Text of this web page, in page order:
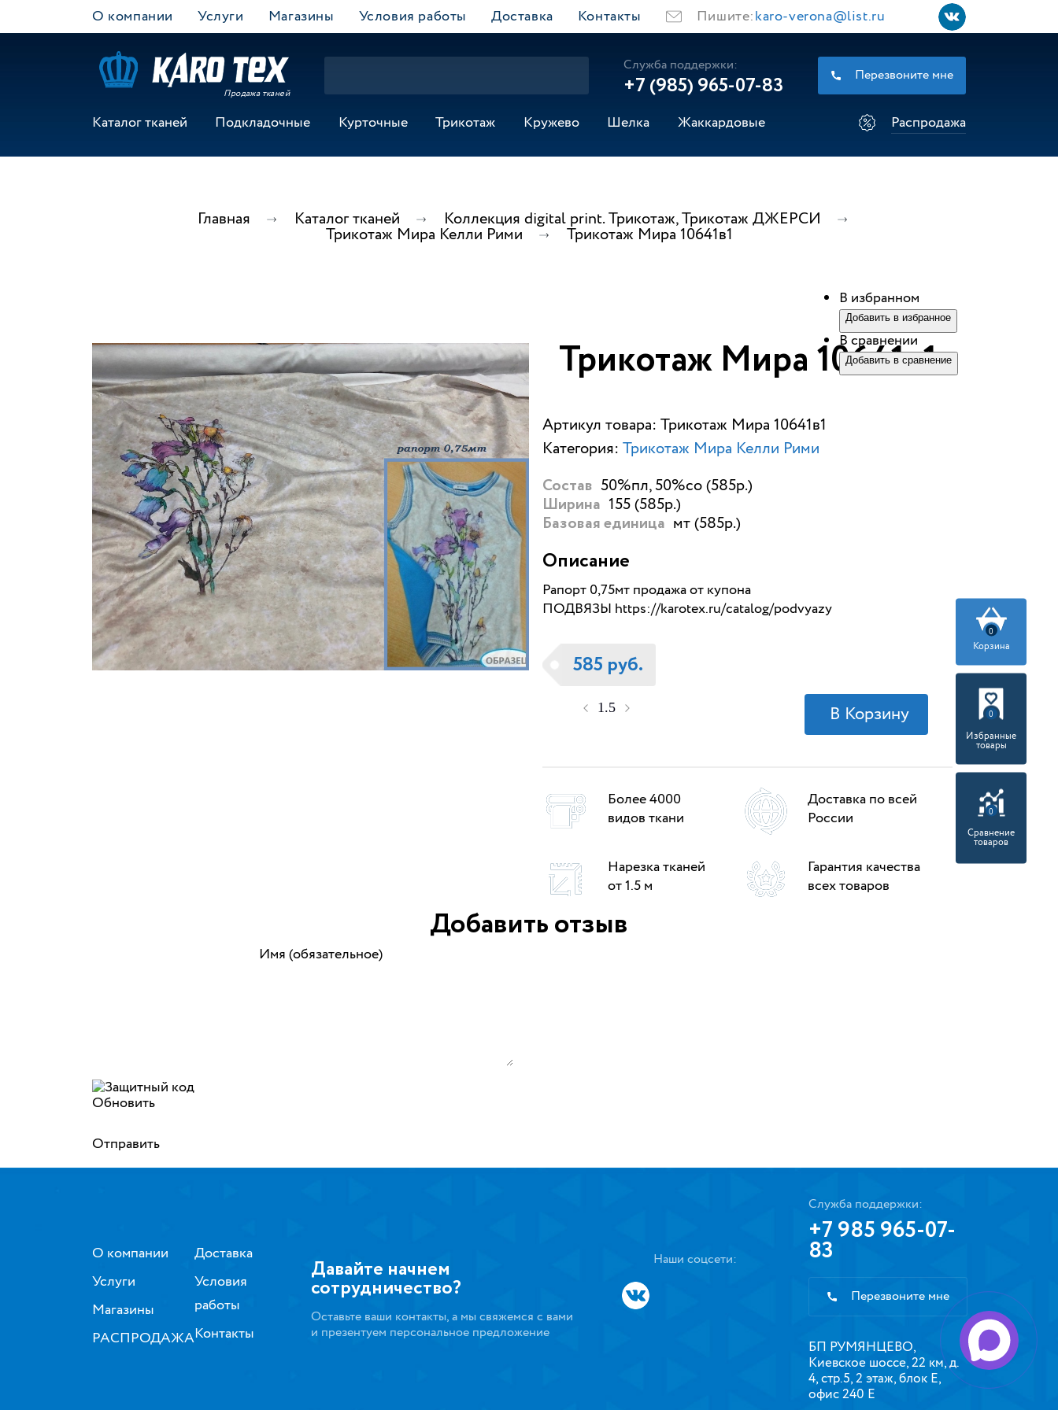
О компании Услуги Магазины Условия работы Доставка Контакты Пишите:karo-verona@list.ru
Продажа тканей
Служба поддержки:
+7 (985) 965-07-83
Перезвоните мне
Каталог тканей Подкладочные Курточные Трикотаж Кружево Шелка Жаккардовые Распродажа
Главная Каталог тканей Коллекция digital print. Трикотаж, Трикотаж ДЖЕРСИ
Трикотаж Мира Келли Рими Трикотаж Мира 10641в1
Трикотаж Мира 10641в1
Артикул товара: Трикотаж Мира 10641в1
Категория: Трикотаж Мира Келли Рими
Состав 50%пл, 50%со (585р.)
Ширина 155 (585р.)
Базовая единица мт (585р.)
Описание
Рапорт 0,75мт продажа от купона
ПОДВЯЗЫ https://karotex.ru/catalog/podvyazy
585 руб.
В избранном
Добавить в избранное
В сравнении
Добавить в сравнение
Более 4000
видов ткани
Доставка по всей
России
Нарезка тканей
от 1.5 м
Гарантия качества
всех товаров
Добавить отзыв
Имя (обязательное)
Обновить
Отправить
0
Корзина
0
Избранные
товары
0
Сравнение
товаров
О компании
Услуги
Магазины
РАСПРОДАЖА
Доставка
Условия
работы
Контакты
Давайте начнем
сотрудничество?
Оставьте ваши контакты, а мы свяжемся с вами
и презентуем персональное предложение
Наши соцсети:
Служба поддержки:
+7 985 965-07-
83
Перезвоните мне
БП РУМЯНЦЕВО,
Киевское шоссе, 22 км, д.
4, стр.5, 2 этаж, блок Е,
офис 240 Е